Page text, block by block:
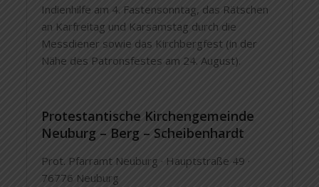
Indienhilfe am 4. Fastensonntag, das Rätschen
an Karfreitag und Karsamstag durch die
Messdiener sowie das Kirchbergfest (in der
Nähe des Patronsfestes am 24. August).
Protestantische Kirchengemeinde
Neuburg – Berg – Scheibenhardt
Prot. Pfarramt Neuburg · Hauptstraße 49 ·
76776 Neuburg